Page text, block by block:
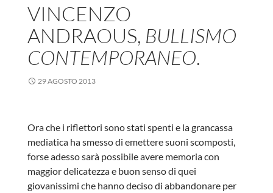
VINCENZO
ANDRAOUS, BULLISMO
CONTEMPORANEO.
29 AGOSTO 2013
Ora che i riflettori sono stati spenti e la grancassa
mediatica ha smesso di emettere suoni scomposti,
forse adesso sarà possibile avere memoria con
maggior delicatezza e buon senso di quei
giovanissimi che hanno deciso di abbandonare per